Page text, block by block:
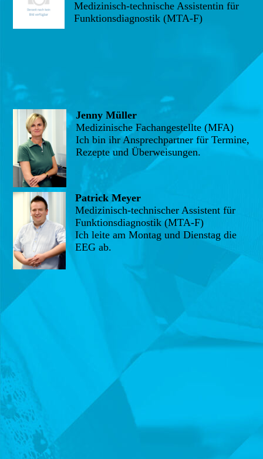
Medizinisch-technische Assistentin für
Funktionsdiagnostik (MTA-F)
Jenny Müller
Medizinische Fachangestellte (MFA)
Ich bin ihr Ansprechpartner für Termine,
Rezepte und Überweisungen.
Patrick Meyer
Medizinisch-technischer Assistent für
Funktionsdiagnostik (MTA-F)
Ich leite am Montag und Dienstag die
EEG ab.